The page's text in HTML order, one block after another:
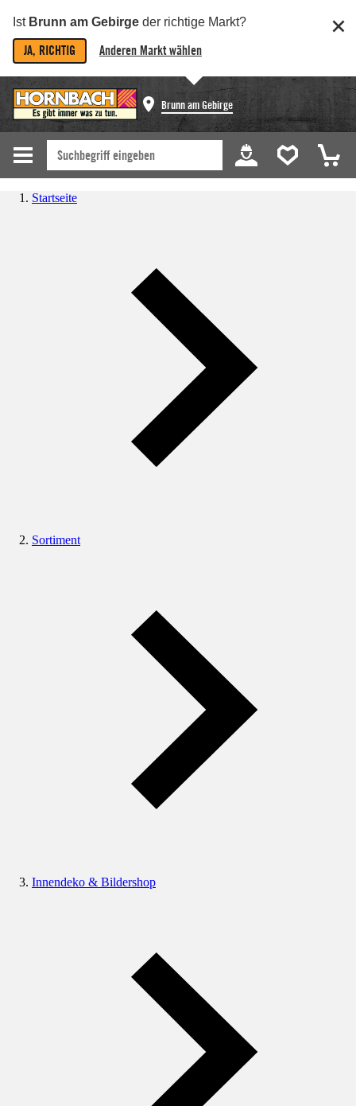
Ist Brunn am Gebirge der richtige Markt?
JA, RICHTIG Anderen Markt wählen
Brunn am Gebirge
Startseite
Sortiment
Innendeko & Bildershop